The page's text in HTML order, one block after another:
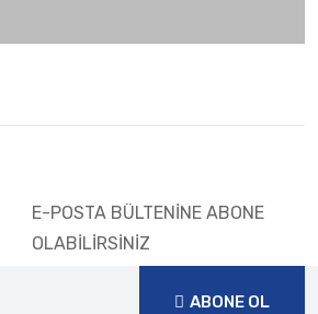
E-POSTA BÜLTENİNE ABONE
OLABİLİRSİNİZ
ABONE OL